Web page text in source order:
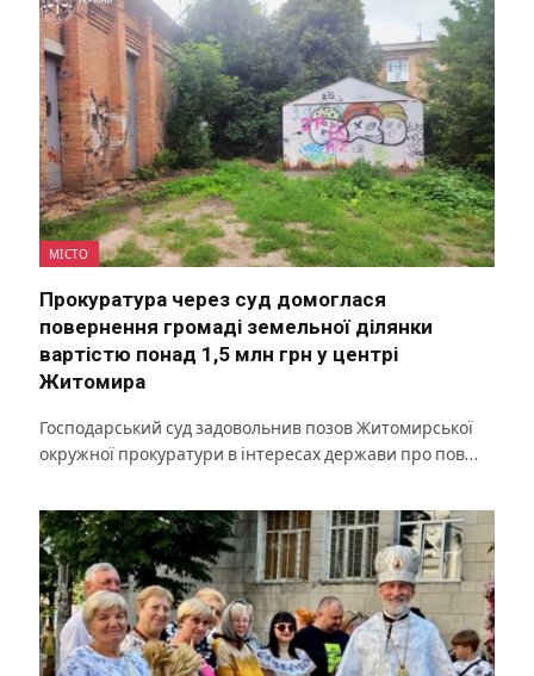
МІСТО
Прокуратура через суд домоглася
повернення громаді земельної ділянки
вартістю понад 1,5 млн грн у центрі
Житомира
Господарський суд задовольнив позов Житомирської
окружної прокуратури в інтересах держави про пов…